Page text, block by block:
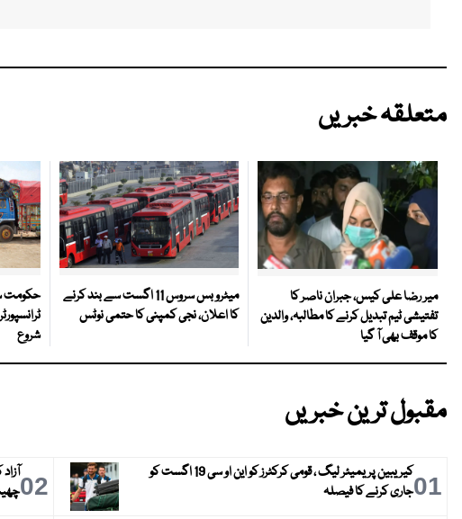
متعلقہ خبریں
میر رضا علی کیس، جبران ناصر کا
تفتیشی ٹیم تبدیل کرنے کا مطالبہ، والدین
کا موقف بھی آ گیا
میٹرو بس سروس 11 اگست سے بند کرنے
کا اعلان، نجی کمپنی کا حتمی نوٹس
حکومت
شروع
مقبول ترین خبریں
01
کیریبین پریمیئر لیگ ، قومی کرکٹرز کو این او سی 19 اگست کو
جاری کرنے کا فیصلہ
02